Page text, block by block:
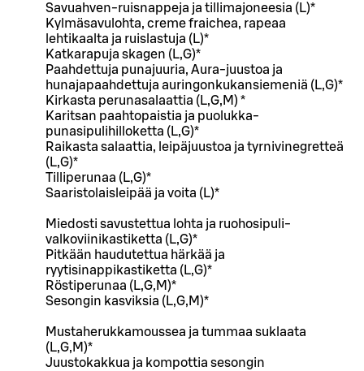
Savuahven-ruisnappeja ja tillimajoneesia (L)*
Kylmäsavulohta, creme fraichea, rapeaa
lehtikaalta ja ruislastuja (L)*
Katkarapuja skagen (L,G)*
Paahdettuja punajuuria, Aura-juustoa ja
hunajapaahdettuja auringonkukansiemeniä (L,G)*
Kirkasta perunasalaattia (L,G,M) *
Karitsan paahtopaistia ja puolukka-
punasipulihilloketta (L,G)*
Raikasta salaattia, leipäjuustoa ja tyrnivinegretteä
(L,G)*
Tilliperunaa (L,G)*
Saaristolaisleipää ja voita (L)*
Miedosti savustettua lohta ja ruohosipuli-
valkoviinikastiketta (L,G)*
Pitkään haudutettua härkää ja
ryytisinappikastiketta (L,G)*
Röstiperunaa (L,G,M)*
Sesongin kasviksia (L,G,M)*
Mustaherukkamoussea ja tummaa suklaata
(L,G,M)*
Juustokakkua ja kompottia sesongin